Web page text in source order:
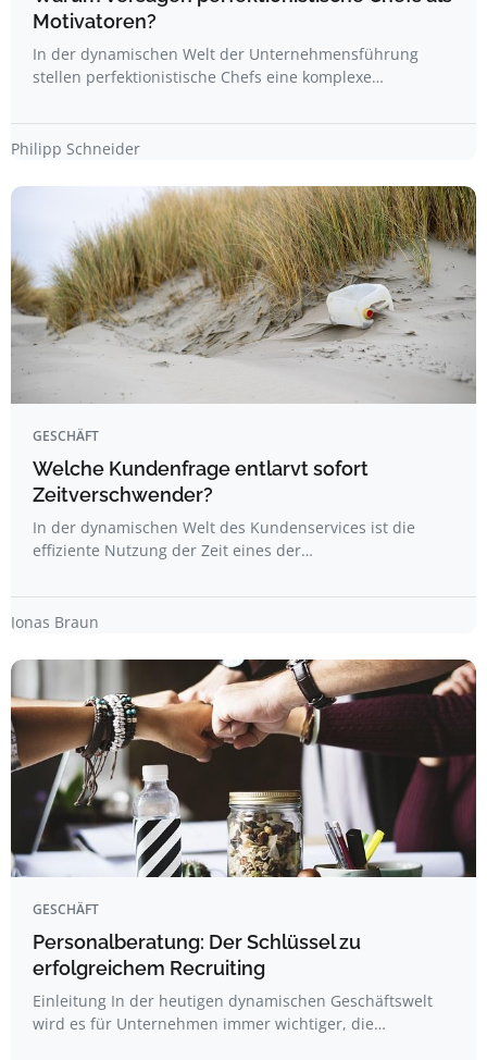
Motivatoren?
In der dynamischen Welt der Unternehmensführung
stellen perfektionistische Chefs eine komplexe…
Philipp Schneider
GESCHÄFT
Welche Kundenfrage entlarvt sofort
Zeitverschwender?
In der dynamischen Welt des Kundenservices ist die
effiziente Nutzung der Zeit eines der…
Jonas Braun
GESCHÄFT
Personalberatung: Der Schlüssel zu
erfolgreichem Recruiting
Einleitung In der heutigen dynamischen Geschäftswelt
wird es für Unternehmen immer wichtiger, die…